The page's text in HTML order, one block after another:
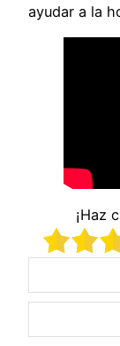
ayudar a la
¡Haz